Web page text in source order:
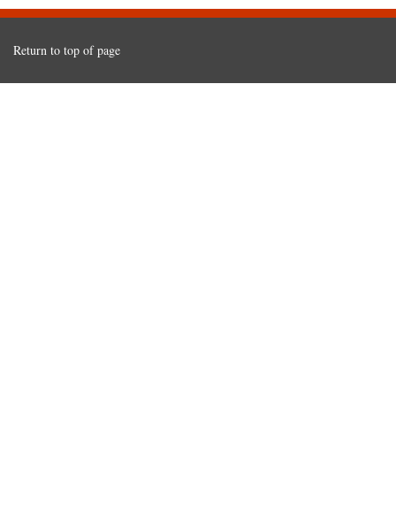
Return to top of page